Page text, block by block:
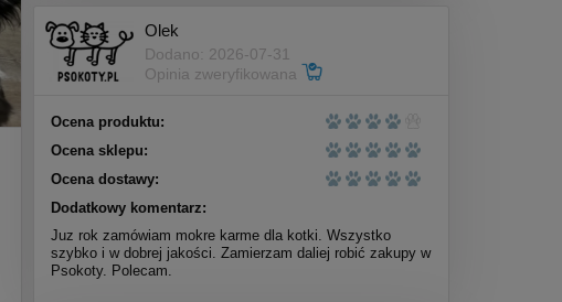
Olek
Dodano: 2026-07-31
Opinia zweryfikowana
Ocena produktu:
Ocena sklepu:
Ocena dostawy:
Dodatkowy komentarz:
Juz rok zamówiam mokre karme dla kotki. Wszystko
szybko i w dobrej jakości. Zamierzam daliej robić zakupy w
Psokoty. Polecam.